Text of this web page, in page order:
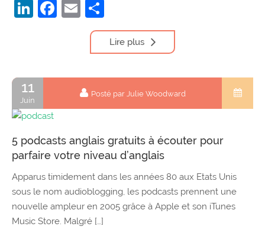
LinkedIn
Facebook
Email
Lire plus
11
Juin
Posté par Julie Woodward
5 podcasts anglais gratuits à écouter pour
parfaire votre niveau d’anglais
Apparus timidement dans les années 80 aux Etats Unis
sous le nom audioblogging, les podcasts prennent une
nouvelle ampleur en 2005 grâce à Apple et son iTunes
Music Store. Malgré […]